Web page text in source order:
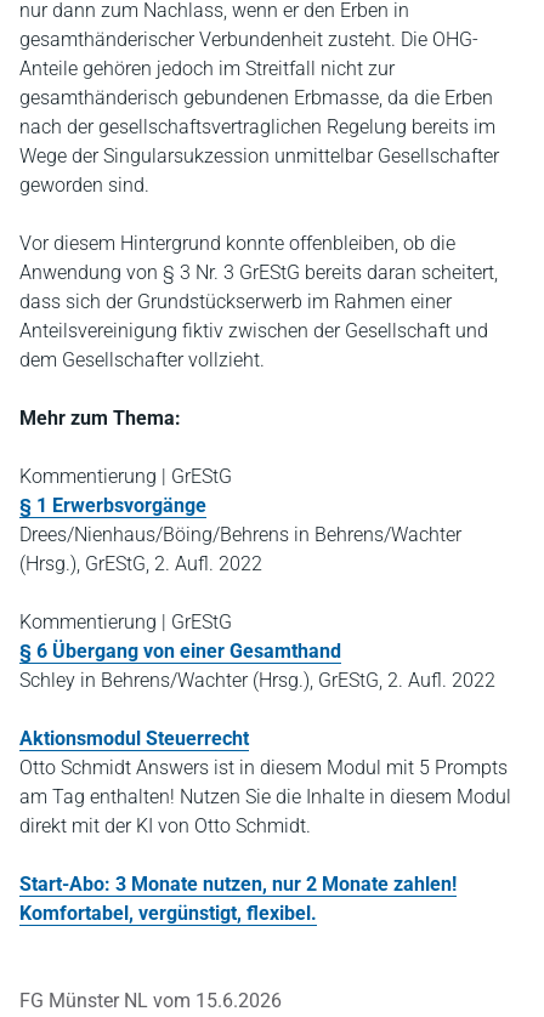
nur dann zum Nachlass, wenn er den Erben in
gesamthänderischer Verbundenheit zusteht. Die OHG-
Anteile gehören jedoch im Streitfall nicht zur
gesamthänderisch gebundenen Erbmasse, da die Erben
nach der gesellschaftsvertraglichen Regelung bereits im
Wege der Singularsukzession unmittelbar Gesellschafter
geworden sind.
Vor diesem Hintergrund konnte offenbleiben, ob die
Anwendung von § 3 Nr. 3 GrEStG bereits daran scheitert,
dass sich der Grundstückserwerb im Rahmen einer
Anteilsvereinigung fiktiv zwischen der Gesellschaft und
dem Gesellschafter vollzieht.
Mehr zum Thema:
Kommentierung | GrEStG
§ 1 Erwerbsvorgänge
Drees/Nienhaus/Böing/Behrens in Behrens/Wachter
(Hrsg.), GrEStG, 2. Aufl. 2022
Kommentierung | GrEStG
§ 6 Übergang von einer Gesamthand
Schley in Behrens/Wachter (Hrsg.), GrEStG, 2. Aufl. 2022
Aktionsmodul Steuerrecht
Otto Schmidt Answers ist in diesem Modul mit 5 Prompts
am Tag enthalten! Nutzen Sie die Inhalte in diesem Modul
direkt mit der KI von Otto Schmidt.
Start-Abo: 3 Monate nutzen, nur 2 Monate zahlen!
Komfortabel, vergünstigt, flexibel.
FG Münster NL vom 15.6.2026